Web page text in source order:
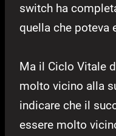
switch ha
quella che poteva
Ma il Ciclo Vitale
molto vicino alla
indicare che il
essere molto